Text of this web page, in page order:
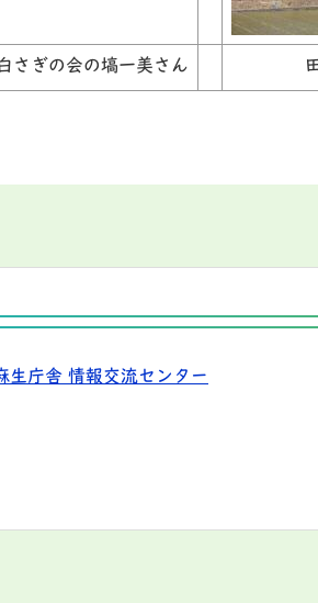
さぎの会の塙一美さん
生庁舎 情報交流センター